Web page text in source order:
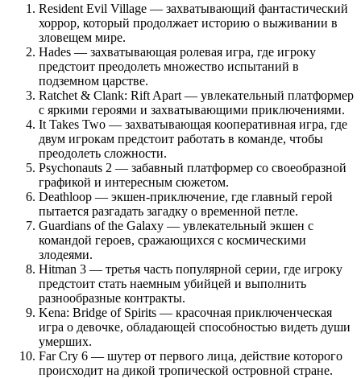
Resident Evil Village — захватывающий фантастический
хоррор, который продолжает историю о выживании в
зловещем мире.
Hades — захватывающая ролевая игра, где игроку
предстоит преодолеть множество испытаний в
подземном царстве.
Ratchet & Clank: Rift Apart — увлекательный платформер
с яркими героями и захватывающими приключениями.
It Takes Two — захватывающая кооперативная игра, где
двум игрокам предстоит работать в команде, чтобы
преодолеть сложности.
Psychonauts 2 — забавный платформер со своеобразной
графикой и интересным сюжетом.
Deathloop — экшен-приключение, где главный герой
пытается разгадать загадку о временной петле.
Guardians of the Galaxy — увлекательный экшен с
командой героев, сражающихся с космическими
злодеями.
Hitman 3 — третья часть популярной серии, где игроку
предстоит стать наемным убийцей и выполнить
разнообразные контракты.
Kena: Bridge of Spirits — красочная приключенческая
игра о девочке, обладающей способностью видеть души
умерших.
Far Cry 6 — шутер от первого лица, действие которого
происходит на дикой тропической островной стране.